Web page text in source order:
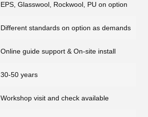
EPS, Glasswool, Rockwool, PU on option
Different standards on option as demands
Online guide support & On-site install
30-50 years
Workshop visit and check available